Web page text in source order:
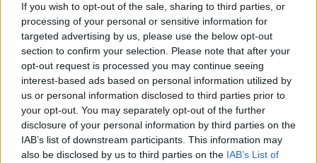
If you wish to opt-out of the sale, sharing to third parties, or
processing of your personal or sensitive information for
targeted advertising by us, please use the below opt-out
section to confirm your selection. Please note that after your
opt-out request is processed you may continue seeing
interest-based ads based on personal information utilized by
us or personal information disclosed to third parties prior to
your opt-out. You may separately opt-out of the further
disclosure of your personal information by third parties on the
IAB’s list of downstream participants. This information may
also be disclosed by us to third parties on the IAB’s List of
Γιαννακόπουλος: «Όταν σου πετάνε μία μικρή πέτρα
τους... καταστρέφεις»
Φρανσίσκο για Έβανς: «Ακόμα υπάρχει ανθρωπιά!»
Παναθηναϊκός: Το καλοκαιρινό post του Γιαμπουσέλε με
τους νέους συμπαίκτες του